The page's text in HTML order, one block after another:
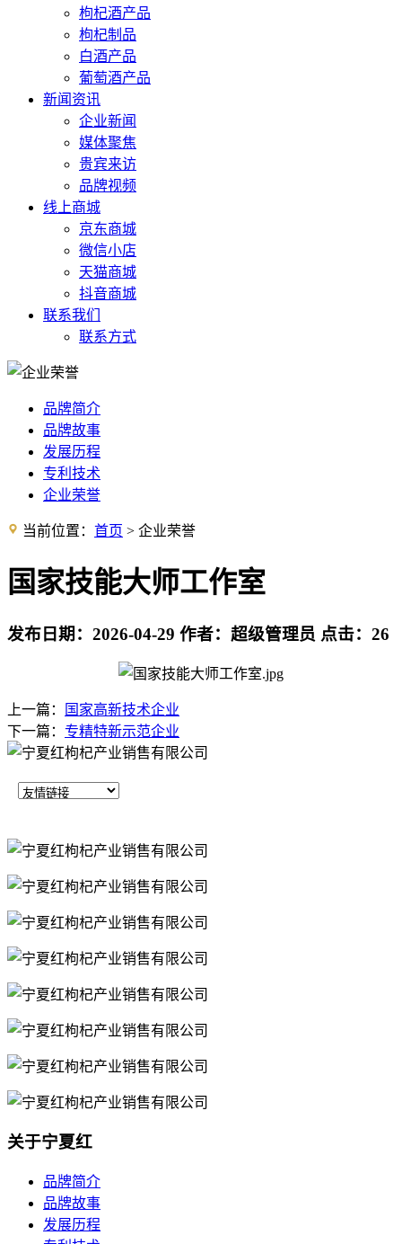
枸杞酒产品
枸杞制品
白酒产品
葡萄酒产品
新闻资讯
企业新闻
媒体聚焦
贵宾来访
品牌视频
线上商城
京东商城
微信小店
天猫商城
抖音商城
联系我们
联系方式
品牌简介
品牌故事
发展历程
专利技术
企业荣誉
当前位置： 首页 > 企业荣誉
国家技能大师工作室
发布日期： 2026-04-29 作者： 超级管理员 点击： 26
上一篇：
国家高新技术企业
下一篇： 专精特新示范企业
关于宁夏红
品牌简介
品牌故事
发展历程